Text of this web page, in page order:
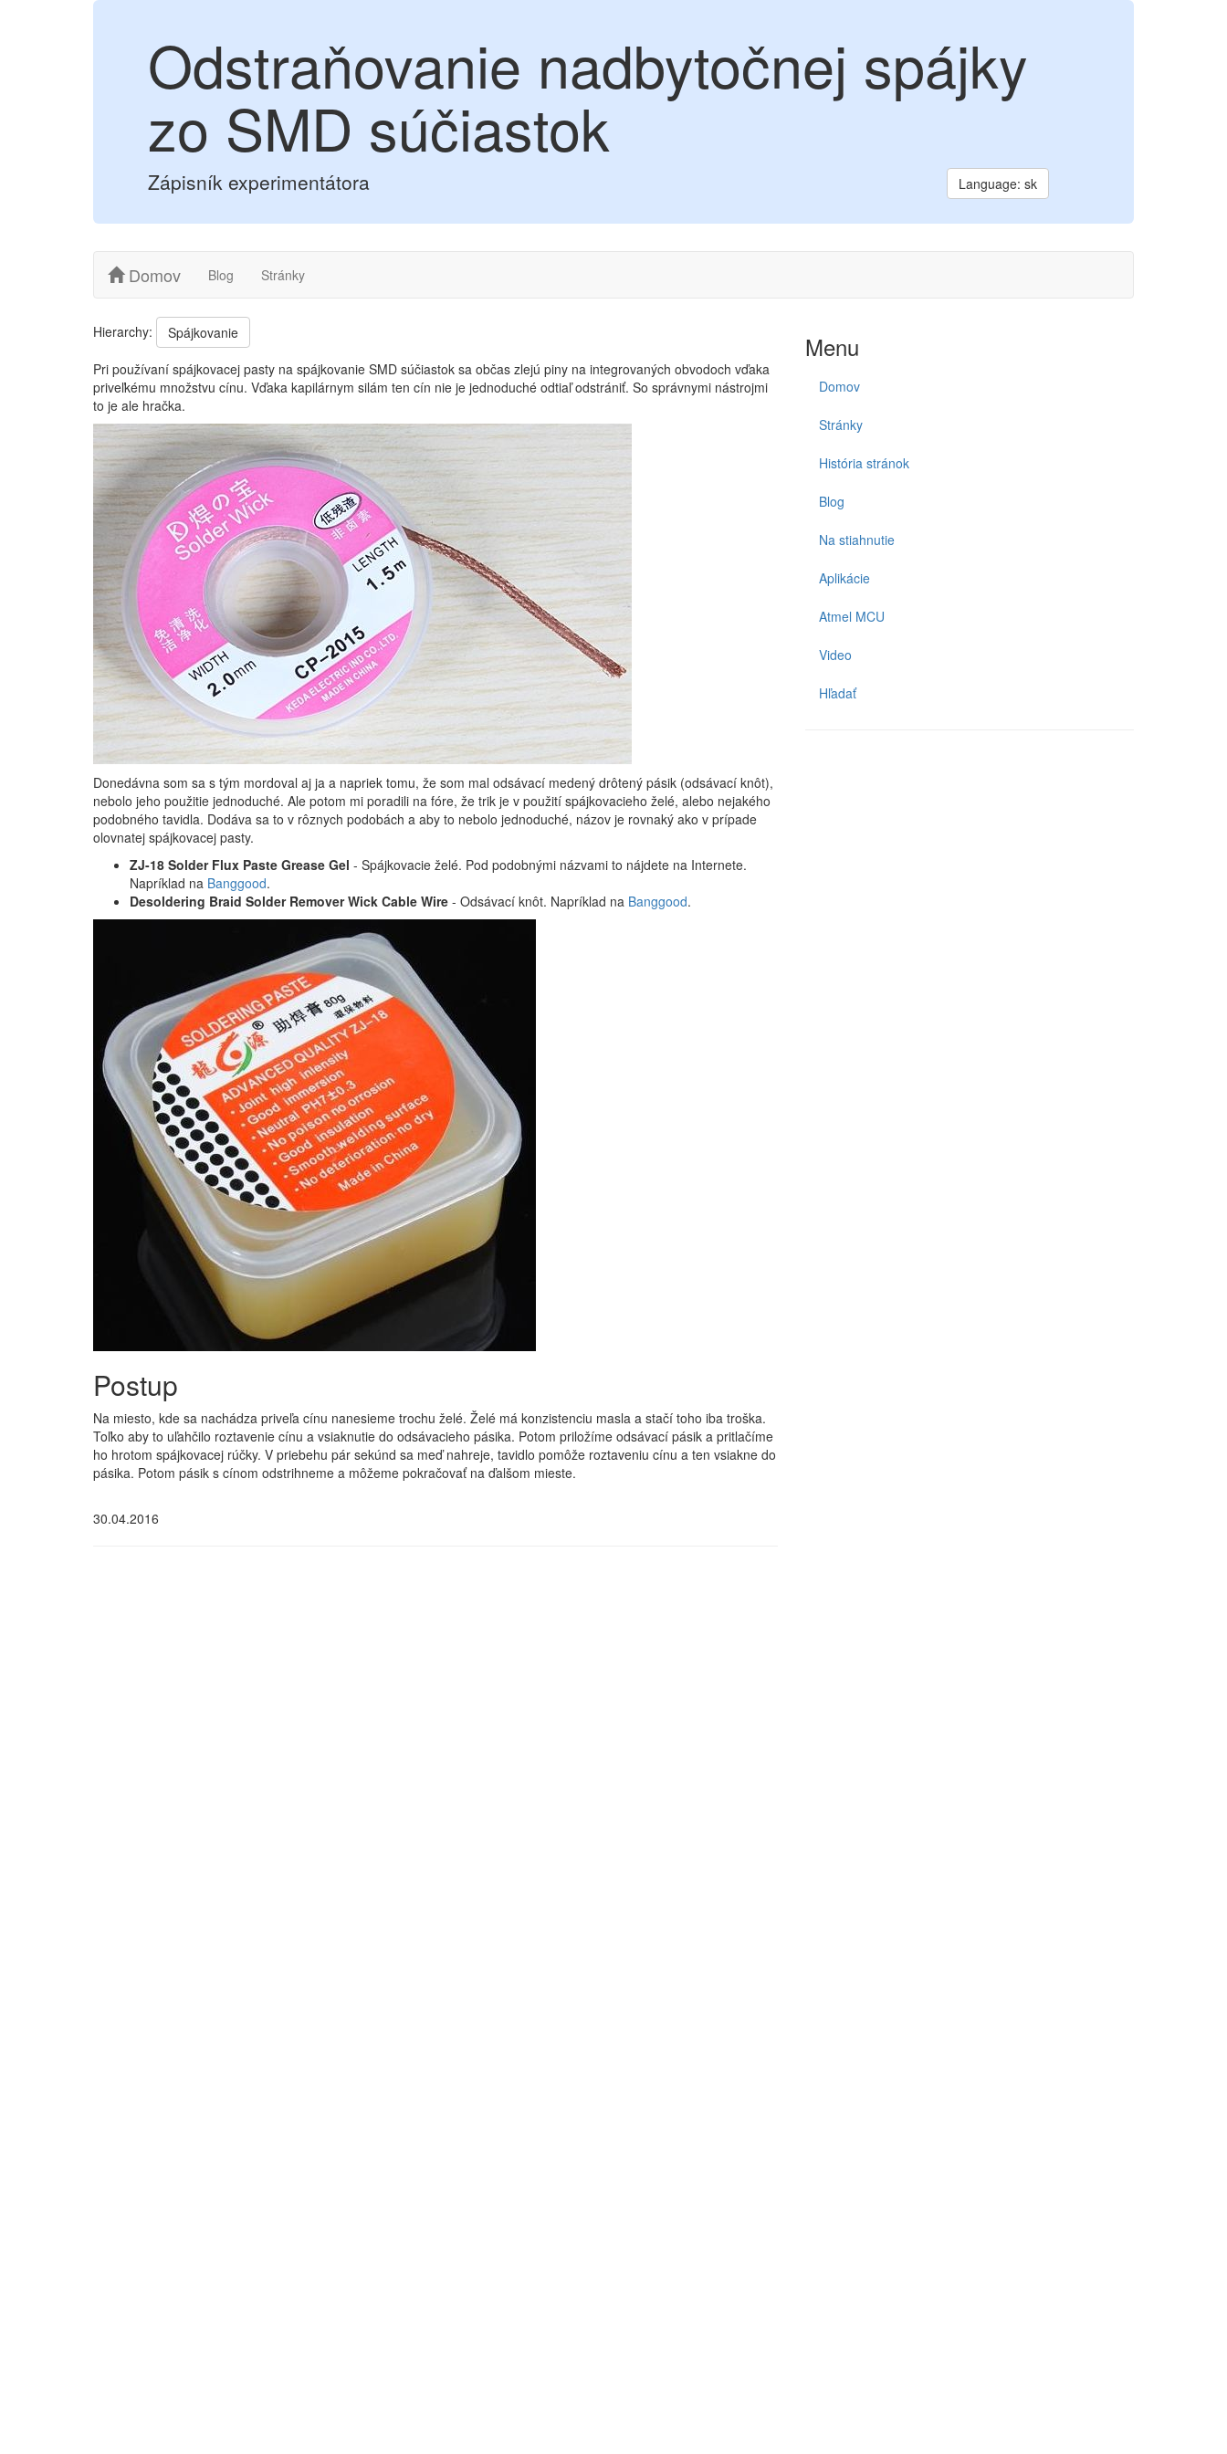
Odstraňovanie nadbytočnej spájky
zo SMD súčiastok
Zápisník experimentátora Language: sk
Domov Blog Stránky
Hierarchy:
Spájkovanie
Pri používaní spájkovacej pasty na spájkovanie SMD súčiastok sa občas zlejú piny na integrovaných obvodoch vďaka
priveľkému množstvu cínu. Vďaka kapilárnym silám ten cín nie je jednoduché odtiaľ odstrániť. So správnymi nástrojmi
to je ale hračka.
Donedávna som sa s tým mordoval aj ja a napriek tomu, že som mal odsávací medený drôtený pásik (odsávací knôt),
nebolo jeho použitie jednoduché. Ale potom mi poradili na fóre, že trik je v použití spájkovacieho želé, alebo nejakého
podobného tavidla. Dodáva sa to v rôznych podobách a aby to nebolo jednoduché, názov je rovnaký ako v prípade
olovnatej spájkovacej pasty.
ZJ-18 Solder Flux Paste Grease Gel - Spájkovacie želé. Pod podobnými názvami to nájdete na Internete.
Napríklad na Banggood.
Desoldering Braid Solder Remover Wick Cable Wire - Odsávací knôt. Napríklad na Banggood.
Postup
Na miesto, kde sa nachádza priveľa cínu nanesieme trochu želé. Želé má konzistenciu masla a stačí toho iba troška.
Toľko aby to uľahčilo roztavenie cínu a vsiaknutie do odsávacieho pásika. Potom priložíme odsávací pásik a pritlačíme
ho hrotom spájkovacej rúčky. V priebehu pár sekúnd sa meď nahreje, tavidlo pomôže roztaveniu cínu a ten vsiakne do
pásika. Potom pásik s cínom odstrihneme a môžeme pokračovať na ďalšom mieste.
30.04.2016
Menu
Domov
Stránky
História stránok
Blog
Na stiahnutie
Aplikácie
Atmel MCU
Video
Hľadať